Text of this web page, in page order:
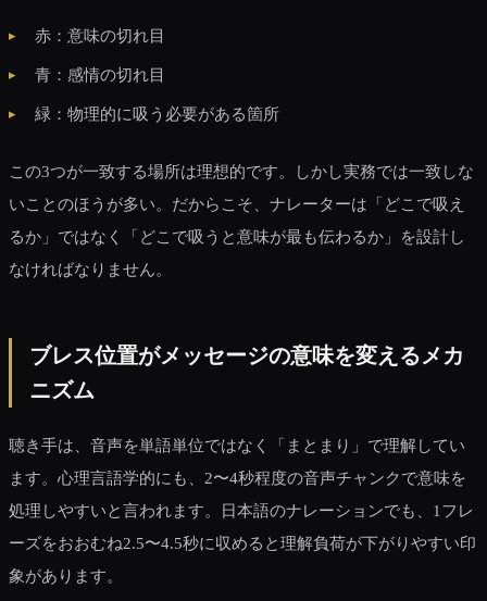
赤：意味の切れ目
青：感情の切れ目
緑：物理的に吸う必要がある箇所
この3つが一致する場所は理想的です。しかし実務では一致しな
いことのほうが多い。だからこそ、ナレーターは「どこで吸え
るか」ではなく「どこで吸うと意味が最も伝わるか」を設計し
なければなりません。
ブレス位置がメッセージの意味を変えるメカ
ニズム
聴き手は、音声を単語単位ではなく「まとまり」で理解してい
ます。心理言語学的にも、2〜4秒程度の音声チャンクで意味を
処理しやすいと言われます。日本語のナレーションでも、1フレ
ーズをおおむね2.5〜4.5秒に収めると理解負荷が下がりやすい印
象があります。